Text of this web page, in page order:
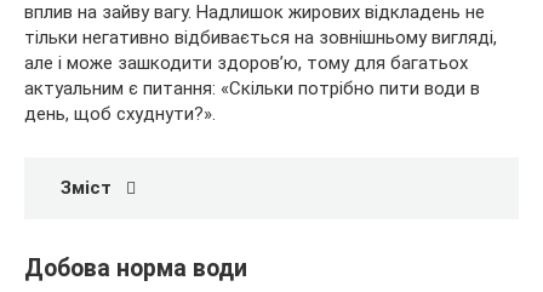
вплив на зайву вагу. Надлишок жирових відкладень не
тільки негативно відбивається на зовнішньому вигляді,
але і може зашкодити здоров’ю, тому для багатьох
актуальним є питання: «Скільки потрібно пити води в
день, щоб схуднути?».
Зміст
Добова норма води